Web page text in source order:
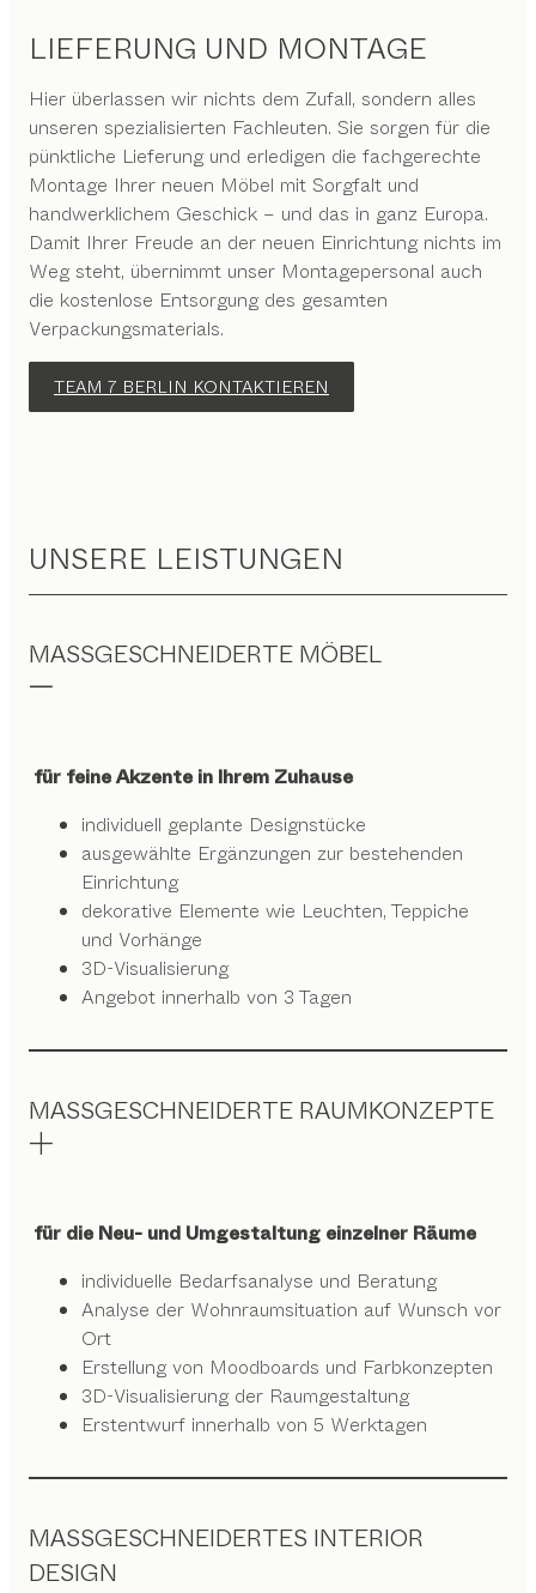
LIEFERUNG UND MONTAGE
Hier überlassen wir nichts dem Zufall, sondern alles
unseren spezialisierten Fachleuten. Sie sorgen für die
pünktliche Lieferung und erledigen die fachgerechte
Montage Ihrer neuen Möbel mit Sorgfalt und
handwerklichem Geschick – und das in ganz Europa.
Damit Ihrer Freude an der neuen Einrichtung nichts im
Weg steht, übernimmt unser Montagepersonal auch
die kostenlose Entsorgung des gesamten
Verpackungsmaterials.
TEAM 7 BERLIN KONTAKTIEREN
UNSERE LEISTUNGEN
MASSGESCHNEIDERTE MÖBEL
für feine Akzente in Ihrem Zuhause
individuell geplante Designstücke
ausgewählte Ergänzungen zur bestehenden
Einrichtung
dekorative Elemente wie Leuchten, Teppiche
und Vorhänge
3D-Visualisierung
Angebot innerhalb von 3 Tagen
MASSGESCHNEIDERTE RAUMKONZEPTE
für die Neu- und Umgestaltung einzelner Räume
individuelle Bedarfsanalyse und Beratung
Analyse der Wohnraumsituation auf Wunsch vor
Ort
Erstellung von Moodboards und Farbkonzepten
3D-Visualisierung der Raumgestaltung
Erstentwurf innerhalb von 5 Werktagen
MASSGESCHNEIDERTES INTERIOR
DESIGN